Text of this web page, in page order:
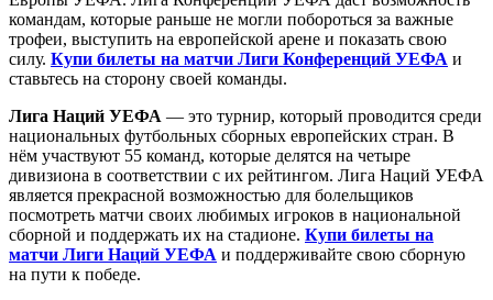
командам, которые раньше не могли побороться за важные
трофеи, выступить на европейской арене и показать свою
силу. Купи билеты на матчи Лиги Конференций УЕФА и
ставьтесь на сторону своей команды.
Лига Наций УЕФА — это турнир, который проводится среди
национальных футбольных сборных европейских стран. В
нём участвуют 55 команд, которые делятся на четыре
дивизиона в соответствии с их рейтингом. Лига Наций УЕФА
является прекрасной возможностью для болельщиков
посмотреть матчи своих любимых игроков в национальной
сборной и поддержать их на стадионе. Купи билеты на
матчи Лиги Наций УЕФА и поддерживайте свою сборную
на пути к победе.